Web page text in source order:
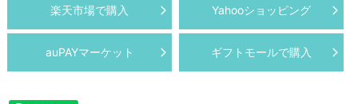
楽天市場で購入 Yahooショッピング
auPAYマーケット ギフトモールで購入